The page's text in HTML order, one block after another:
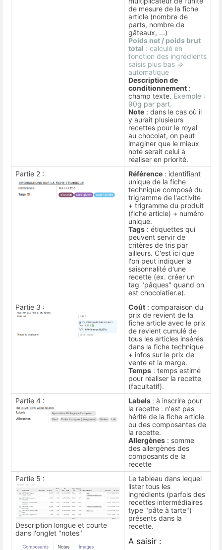
de mesure de la fiche
article (nombre de
parts, nombre de
gâteaux, ...)
Poids net / poids brut
total : calculé en
fonction des ingrédients
saisis plus bas =>
automatique
Description de
conditionnement :
champ texte. Exemple :
90g par part.
Note : dans le cas où il
y aurait plusieurs
recettes pour le royal
au chocolat, on peut
imaginer que le mieux
noté serait celui à
réaliser en priorité.
Partie 2 :
Référence : identifiant
unique de la fiche
technique composé du
trigramme de l'activité
+ trigramme du produit
(fiche article) + numéro
unique.
Tags : étiquettes qui
peuvent servir de
critères de tris par
ailleurs. C'est ici que
l'on peut indiquer la
saisonnalité d'une
recette (ex. créer un
tag "pâques" quand on
est chocolatier.e).
Partie 3 :
Coût : comparaison du
prix de revient de la
fiche article avec le prix
de revient cumulé de
tous les articles insérés
dans la fiche technique
+ infos sur le prix de
vente et la marge.
Temps : temps estimé
pour réaliser la recette
(facultatif).
Partie 4 :
Labels : à inscrire pour
la recette : n'est pas
hérité de la fiche article
ou des composantes de
la recette.
Allergènes : somme
des allergènes des
composants de la
recette
Partie 5 :
Description longue et courte
dans l'onglet "notes"
Le tableau dans lequel
lister tous les
ingrédients (parfois des
recettes intermédiaires
type "pâte à tarte")
présents dans la
recette.
A saisir :